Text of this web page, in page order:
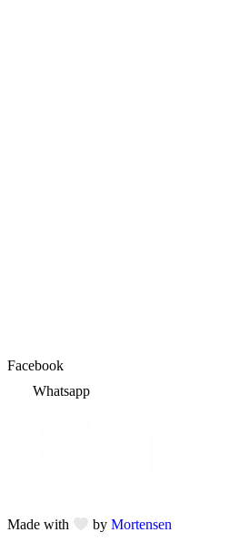
Facebook
Whatsapp
Made with byMortensen